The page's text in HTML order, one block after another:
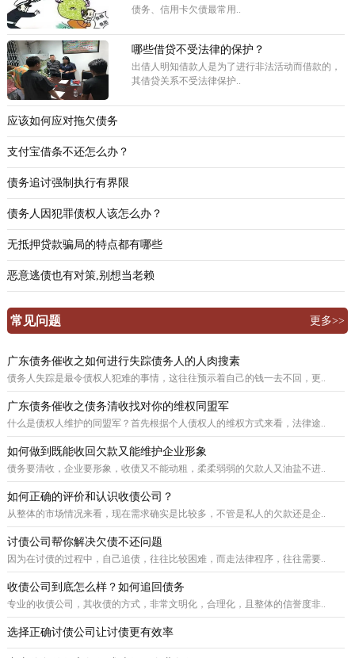
债务、信用卡欠债最常用..
哪些借贷不受法律的保护？
出借人明知借款人是为了进行非法活动而借款的，
其借贷关系不受法律保护..
应该如何应对拖欠债务
支付宝借条不还怎么办？
债务追讨强制执行有界限
债务人因犯罪债权人该怎么办？
无抵押贷款骗局的特点都有哪些
恶意逃债也有对策,别想当老赖
常见问题 更多>>
广东债务催收之如何进行失踪债务人的人肉搜素
债务人失踪是最令债权人犯难的事情，这往往预示着自己的钱一去不回，更..
广东债务催收之债务清收找对你的维权同盟军
什么是债权人维护的同盟军？首先根据个人债权人的维权方式来看，法律途..
如何做到既能收回欠款又能维护企业形象
债务要清收，企业要形象，收债又不能动粗，柔柔弱弱的欠款人又油盐不进..
如何正确的评价和认识收债公司？
从整体的市场情况来看，现在需求确实是比较多，不管是私人的欠款还是企..
讨债公司帮你解决欠债不还问题
因为在讨债的过程中，自己追债，往往比较困难，而走法律程序，往往需要..
收债公司到底怎么样？如何追回债务
专业的收债公司，其收债的方式，非常文明化，合理化，且整体的信誉度非..
选择正确讨债公司让讨债更有效率